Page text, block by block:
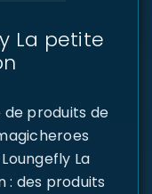
La petite
de produits de
La
: des produits